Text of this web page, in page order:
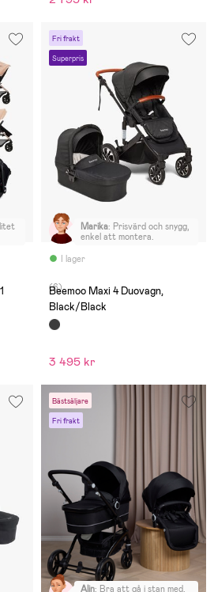
Fri frakt
Superpris
I lager
Marika: Prisvärd och snygg,
enkel att montera.
(6)
Beemoo Maxi 4 Duovagn,
Black/Black
3 495 kr
Bästsäljare
Fri frakt
Alin: Bra att gå i stan med,